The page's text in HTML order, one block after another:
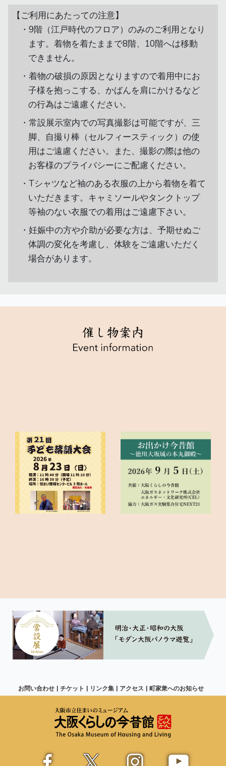
【ご利用にあたっての注意】
9階（江戸時代のフロア）のみのご利用となり
ます。着物を着たままで8階、10階へは移動
できません。
着物の破損の原因となりますので着用中にお
子様を抱っこする、かばんを肩にかけるなど
の行為はご遠慮ください。
常設展示室内での写真撮影は可能ですが、三
脚、自撮り棒（セルフィースティック）の使
用はご遠慮ください。また、撮影の際は他の
お客様のプライバシーにご配慮ください。
Tシャツなど袖のある衣服の上から着物を着て
いただきます。キャミソールやタンクトップ
等袖のない衣服での着用はご遠慮下さい。
妊娠中の方や介助が必要な方は、予期せぬご
体調の変化を考慮し、体験をご遠慮いただく
場合があります。
お問い合わせ チケット リンク集 アクセス 町家衆へのお知らせ